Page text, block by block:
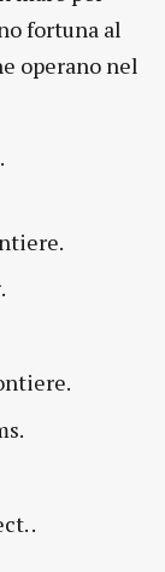
fortuna al
operano nel
.